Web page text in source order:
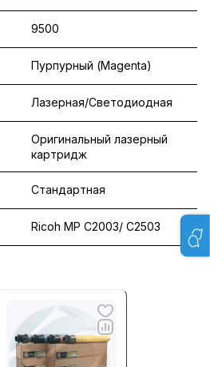
9500
Пурпурный (Magenta)
Лазерная/Светодиодная
Оригинальный лазерный
картридж
Стандартная
Ricoh MP C2003/ C2503